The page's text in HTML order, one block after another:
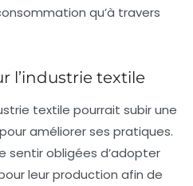
qu’à travers
l’industrie textile
textile pourrait subir une
améliorer ses pratiques.
sentir obligées d’adopter
leur production afin de